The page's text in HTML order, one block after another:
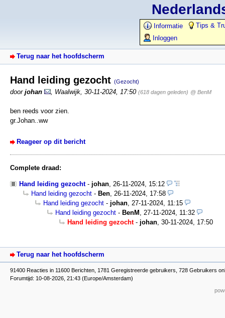
Informatie
Tips &
Inloggen
Terug naar het hoofdscherm
Hand leiding gezocht (Gezocht)
door johan Waalwijk 30-11-2024, 17:50 (618 dagen geleden) @ BenM
ben reeds voor zien.
gr.Johan..ww
Reageer op dit bericht
Complete draad:
Hand leiding gezocht- johan 26-11-2024, 15:12
Hand leiding gezocht - Ben 26-11-2024, 17:58
Hand leiding gezocht - johan 27-11-2024, 11:15
Hand leiding gezocht - BenM
27-11-2024, 11:32
Hand leiding gezocht- johan 30-11-2024, 17:50
Terug naar het hoofdscherm
91400 Reacties in 11600 Berichten, 1781 Geregistreerde gebruikers, 728 Gebruikers
Forumtijd: 10-08-2026, 21:43 (Europe/Amsterdam)